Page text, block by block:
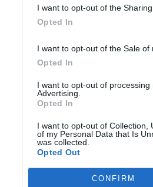
I want to opt-out of the
Opted In
I want to opt-out of the Sale of
Opted In
I want to opt-out of
Advertising.
Opted In
I want to opt-out of Collection,
of my Personal Data that Is
was collected.
Opted Out
CONFIRM